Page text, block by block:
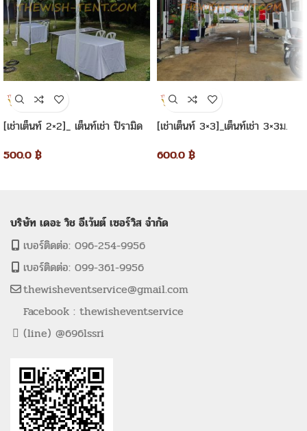
[เช่าเต็นท์ 2×2]_ เต็นท์เช่า ปิรามิด
500.0 ฿
[เช่าเต็นท์ 3×3]_เต็นท์เช่า 3×3ม.
600.0 ฿
บริษัท เดอะ วิช อีเว้นต์ เซอร์วิส จำกัด
เบอร์ติดต่อ: 096-254-9956
เบอร์ติดต่อ: 099-361-9956
thewisheventservice@gmail.com
Facebook : thewisheventservice
(line) @696lssri